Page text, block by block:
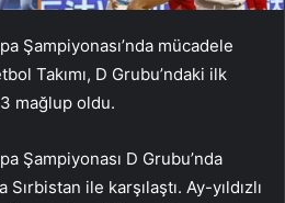
Şampiyonası’nda mücadele
Takımı, D Grubu’ndaki ilk
mağlup oldu.
Şampiyonası D Grubu’nda
ile karşılaştı. Ay-yıldızlı